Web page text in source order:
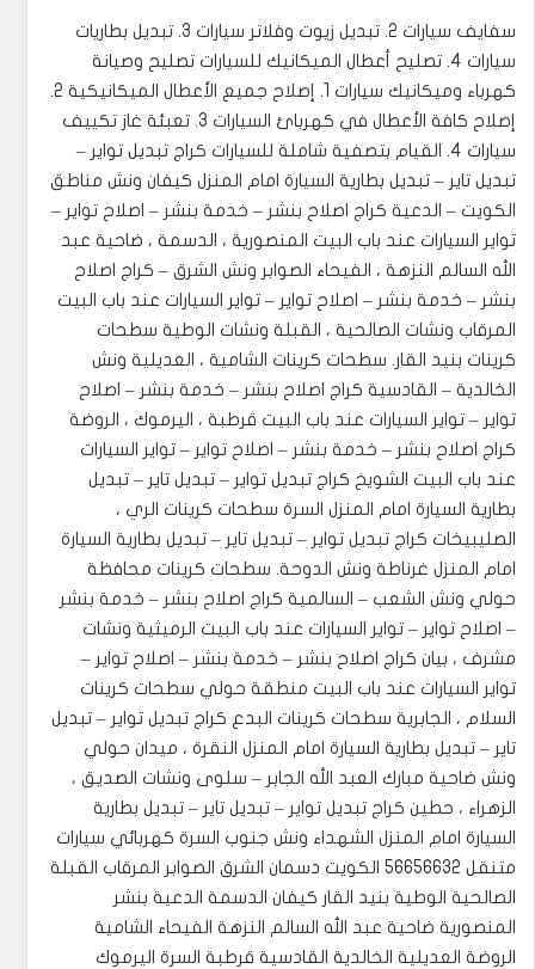
سفايف سيارات 2. تبديل زيوت وفلاتر سيارات 3. تبديل بطاريات
سيارات 4. تصليح أعطال الميكانيك للسيارات ‎تصليح وصيانة
كهرباء وميكانيك سيارات 1. إصلاح جميع الأعطال الميكانيكية 2.
إصلاح كافة الأعطال في كهربائ السيارات 3. تعبئة غاز تكييف
سيارات 4. القيام بتصفية شاملة للسيارات ‎كراج تبديل تواير –
تبديل تاير – تبديل بطارية السيارة امام المنزل كيفان ونش مناطق
الكويت – الدعية كراج اصلاح بنشر – خدمة بنشر – اصلاح تواير –
تواير السيارات عند باب البيت المنصورية ، الدسمة ، ضاحية عبد
الله السالم النزهة ، الفيحاء ‎الصوابر ونش الشرق – كراج اصلاح
بنشر – خدمة بنشر – اصلاح تواير – تواير السيارات عند باب البيت
المرقاب ونشات الصالحية ، القبلة ونشات الوطية سطحات
كرينات بنيد القار. ‎سطحات كرينات الشامية ، العديلية ونش
الخالدية – القادسية كراج اصلاح بنشر – خدمة بنشر – اصلاح
تواير – تواير السيارات عند باب البيت قرطبة ، اليرموك ، الروضة
كراج اصلاح بنشر – خدمة بنشر – اصلاح تواير – تواير السيارات
عند باب البيت الشويخ كراج تبديل تواير – تبديل تاير – تبديل
بطارية السيارة امام المنزل السرة سطحات كرينات الري ،
الصليبيخات كراج تبديل تواير – تبديل تاير – تبديل بطارية السيارة
امام المنزل غرناطة ونش الدوحة. ‎سطحات كرينات محافظة
حولي ونش الشعب – السالمية كراج اصلاح بنشر – خدمة بنشر
– اصلاح تواير – تواير السيارات عند باب البيت الرميثية ونشات
مشرف ، بيان كراج اصلاح بنشر – خدمة بنشر – اصلاح تواير –
تواير السيارات عند باب البيت منطقة حولي سطحات كرينات
السلام ، الجابرية سطحات كرينات البدع كراج تبديل تواير – تبديل
تاير – تبديل بطارية السيارة امام المنزل النقرة ، ميدان حولي
ونش ضاحية مبارك العبد الله الجابر – سلوى ونشات الصديق ،
الزهراء ، حطين كراج تبديل تواير – تبديل تاير – تبديل بطارية
السيارة امام المنزل الشهداء ونش جنوب السرة كهربائي سيارات
متنقل 56656632 الكويت دسمان الشرق الصوابر المرقاب القبلة
الصالحية الوطية بنيد القار كيفان الدسمة الدعية بنشر
المنصورية ضاحية عبد الله السالم النزهة الفيحاء الشامية
الروضة العديلية الخالدية القادسية قرطبة السرة اليرموك